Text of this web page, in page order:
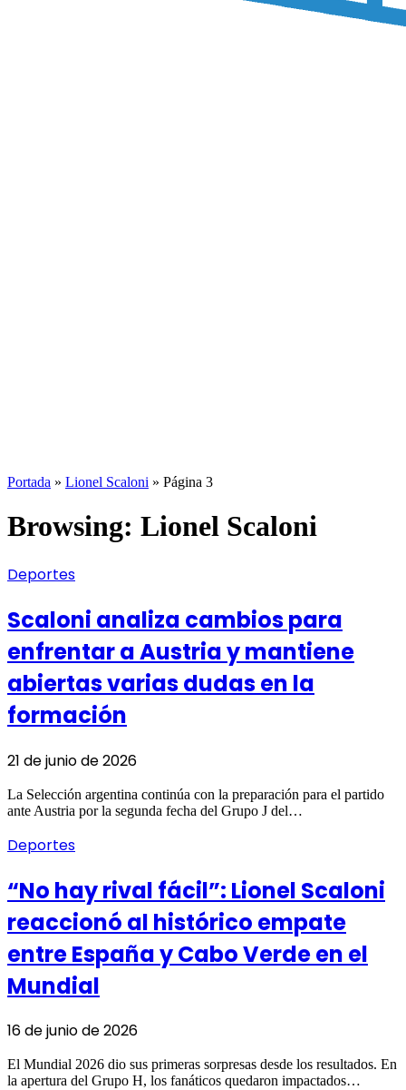
Portada » Lionel Scaloni » Página 3
Browsing: Lionel Scaloni
Deportes
Scaloni analiza cambios para
enfrentar a Austria y mantiene
abiertas varias dudas en la
formación
21 de junio de 2026
La Selección argentina continúa con la preparación para el partido
ante Austria por la segunda fecha del Grupo J del…
Deportes
“No hay rival fácil”: Lionel Scaloni
reaccionó al histórico empate
entre España y Cabo Verde en el
Mundial
16 de junio de 2026
El Mundial 2026 dio sus primeras sorpresas desde los resultados. En
la apertura del Grupo H, los fanáticos quedaron impactados…